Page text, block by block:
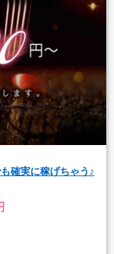
確実に稼げちゃう♪